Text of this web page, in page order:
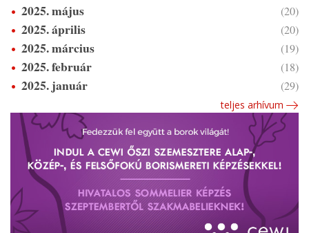
2025. május
(20)
2025. április (20)
2025. március (19)
2025. február (18)
2025. január (29)
teljes arhívum